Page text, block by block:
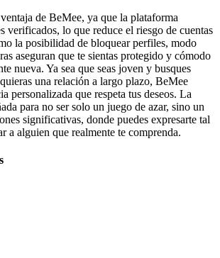
de BeMee, ya que la plataforma
verificados, lo que reduce el riesgo de cuentas
la posibilidad de bloquear perfiles, modo
aseguran que te sientas protegido y cómodo
nueva. Ya sea que seas joven y busques
una relación a largo plazo, BeMee
personalizada que respeta tus deseos. La
para no ser solo un juego de azar, sino un
significativas, donde puedes expresarte tal
a alguien que realmente te comprenda.